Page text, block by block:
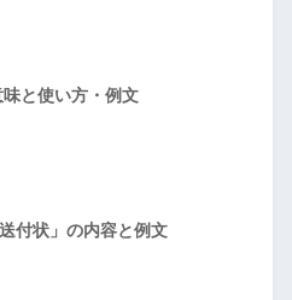
と使い方・例文
付状」の内容と例文